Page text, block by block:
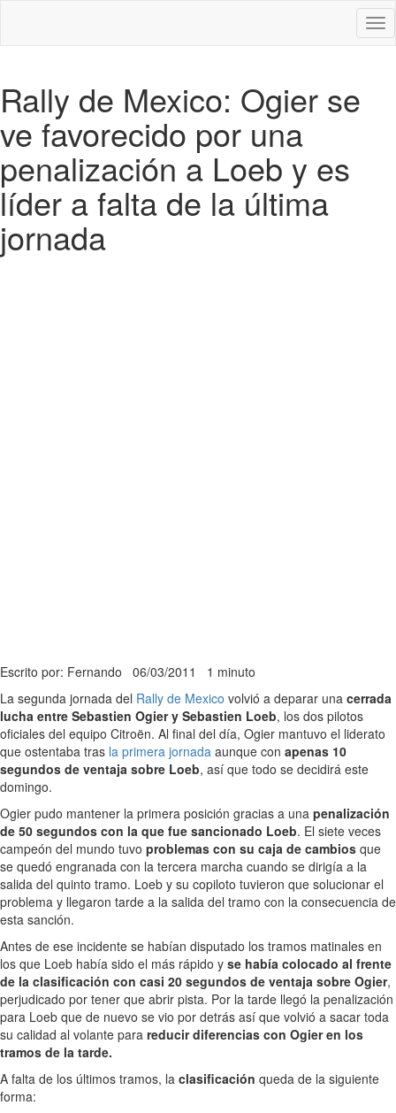
Rally de Mexico: Ogier se
ve favorecido por una
penalización a Loeb y es
líder a falta de la última
jornada
Escrito por: Fernando 06/03/2011 1 minuto
La segunda jornada del Rally de Mexico volvió a deparar una cerrada
lucha entre Sebastien Ogier y Sebastien Loeb, los dos pilotos
oficiales del equipo Citroën. Al final del día, Ogier mantuvo el liderato
que ostentaba tras la primera jornada aunque con apenas 10
segundos de ventaja sobre Loeb, así que todo se decidirá este
domingo.
Ogier pudo mantener la primera posición gracias a una penalización
de 50 segundos con la que fue sancionado Loeb. El siete veces
campeón del mundo tuvo problemas con su caja de cambios que
se quedó engranada con la tercera marcha cuando se dirigía a la
salida del quinto tramo. Loeb y su copiloto tuvieron que solucionar el
problema y llegaron tarde a la salida del tramo con la consecuencia de
esta sanción.
Antes de ese incidente se habían disputado los tramos matinales en
los que Loeb había sido el más rápido y se había colocado al frente
de la clasificación con casi 20 segundos de ventaja sobre Ogier,
perjudicado por tener que abrir pista. Por la tarde llegó la penalización
para Loeb que de nuevo se vio por detrás así que volvió a sacar toda
su calidad al volante para reducir diferencias con Ogier en los
tramos de la tarde.
A falta de los últimos tramos, la clasificación queda de la siguiente
forma: